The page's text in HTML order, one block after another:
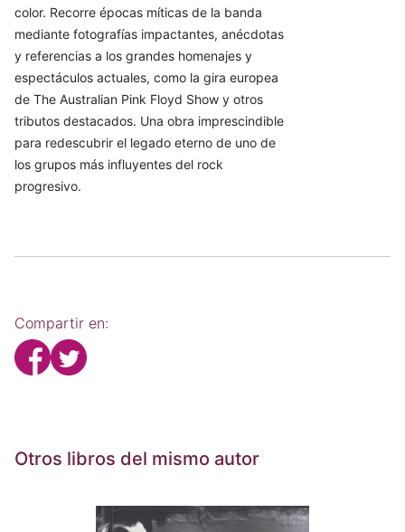
color. Recorre épocas míticas de la banda
mediante fotografías impactantes, anécdotas
y referencias a los grandes homenajes y
espectáculos actuales, como la gira europea
de The Australian Pink Floyd Show y otros
tributos destacados. Una obra imprescindible
para redescubrir el legado eterno de uno de
los grupos más influyentes del rock
progresivo.
Compartir en:
Otros libros del mismo autor